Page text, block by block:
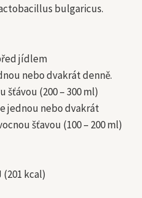
bulgaricus.
jídlem
nebo dvakrát denně.
(200 – 300 ml)
jednou nebo dvakrát
šťavou (100 – 200 ml)
kcal)